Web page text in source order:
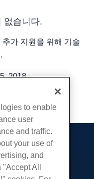
없습니다.
가 지원을 위해 기술
2018
to enable
user
and traffic.
your use of
and
All